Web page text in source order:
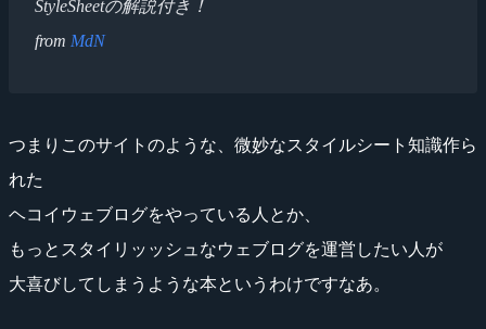
StyleSheetの解説付き！
from MdN
つまりこのサイトのような、微妙なスタイルシート知識作ら
れた
ヘコイウェブログをやっている人とか、
もっとスタイリッッシュなウェブログを運営したい人が
大喜びしてしまうような本というわけですなあ。